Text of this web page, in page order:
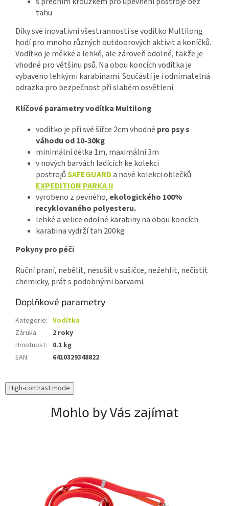
tahu
Díky své inovativní všestrannosti se vodítko Multilong
hodí pro mnoho různých outdoorových aktivit a koníčků.
Vodítko je měkké a lehké, ale zároveň odolné, takže je
vhodné pro většinu psů. Na obou koncích vodítka je
vybaveno lehkými karabinami. Součástí je i odnímatelná
odrazka pro bezpečnost při slabém osvětlení.
Klíčové parametry vodítka Multilong
vodítko je při své šířce 2cm vhodné pro psy s
váhodu od 10-30kg
minimální délka 1m, maximální 3m
v nových barvách ladících ke kolekci
postrojůSAFEGUARDa nové kolekci oblečků
EXPEDITION PARKA II
vyrobeno z pevného, ekologického 100%
recyklovaného polyesteru.
lehké a velice odolné karabiny na obou koncích
karabina vydrží tah 200kg
Pokyny pro péči
Ruční praní, nebělit, nesušit v sušičce, nežehlit, nečistit
chemicky, prát s podobnými barvami.
Doplňkové parametry
Kategorie: Vodítka
Záruka:
2 roky
Hmotnost:
0.1 kg
EAN: 6410329348822
High-contrast mode
Mohlo by Vás zajímat